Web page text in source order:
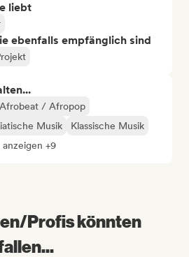
liebt
ebenfalls empfänglich sind
Afrobeat / Afropop
Musik
Klassische Musik
anzeigen +9
Profis könnten